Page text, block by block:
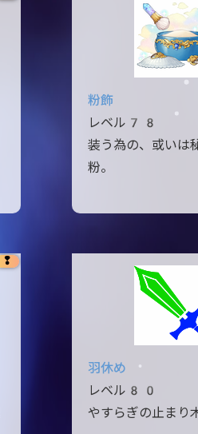
粉飾
レベル78
装う為の、或いは
粉。
❢
羽休め
レベル80
やすらぎの止まり